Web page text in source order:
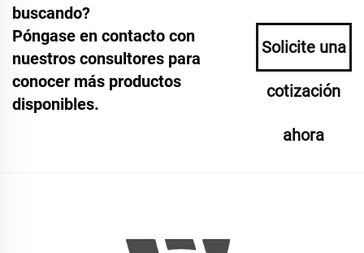
buscando?
Póngase en contacto con
nuestros consultores para
conocer más productos
disponibles.
Solicite una
cotización
ahora